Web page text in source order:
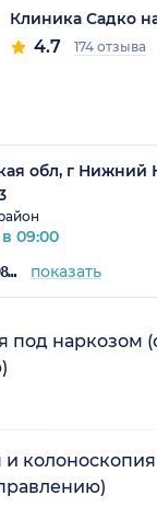
Клиника Садко
4.7 174 отзыва
обл, г Нижний
09:00
+7 (831) 231-08-16 показать
под наркозом
и